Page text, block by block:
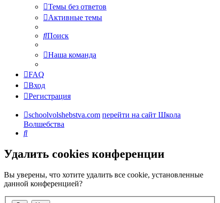
Темы без ответов
Активные темы
Поиск
Наша команда
FAQ
Вход
Регистрация
schoolvolshebstva.com перейти на сайт Школа
Волшебства
Поиск
Удалить cookies конференции
Вы уверены, что хотите удалить все cookie, установленные
данной конференцией?